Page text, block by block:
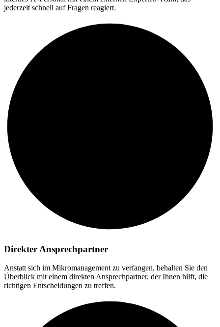
jederzeit schnell auf Fragen reagiert.
Direkter Ansprechpartner
Anstatt sich im Mikromanagement zu verfangen, behalten Sie den
Überblick mit einem direkten Ansprechpartner, der Ihnen hilft, die
richtigen Entscheidungen zu treffen.